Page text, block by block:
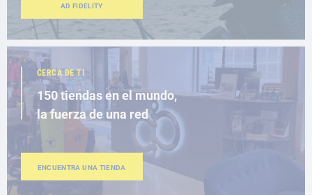
AD FIDELITY
CERCA DE TI
150 tiendas en el mundo,
la fuerza de una red
ENCUENTRA UNA TIENDA